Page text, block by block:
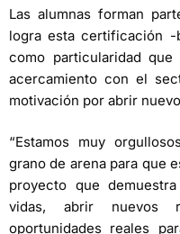
Las alumnas forman
logra esta certificación -
como particularidad
acercamiento con el
motivación por abrir
“Estamos muy
grano de arena para que
proyecto que
vidas, abrir nuevos
oportunidades reales